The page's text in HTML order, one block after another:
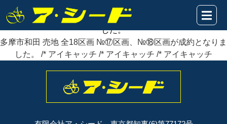
2024年05月12日
多摩市和田 売地 全18区画 №⑰区画、№⑱区画が
となりま
した。
多摩市和田 売地 全18区画 №⑰区画、№⑱区画が成約となりま
した。 /* アイキャッチ /* アイキャッチ /* アイキャッチ